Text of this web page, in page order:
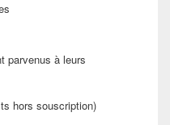
parvenus à leurs
hors souscription)